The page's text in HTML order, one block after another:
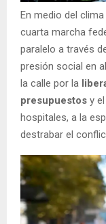
En medio del
cuarta marcha
paralelo a través
presión social en
la calle por la
presupuestos y
hospitales, a la
destrabar el